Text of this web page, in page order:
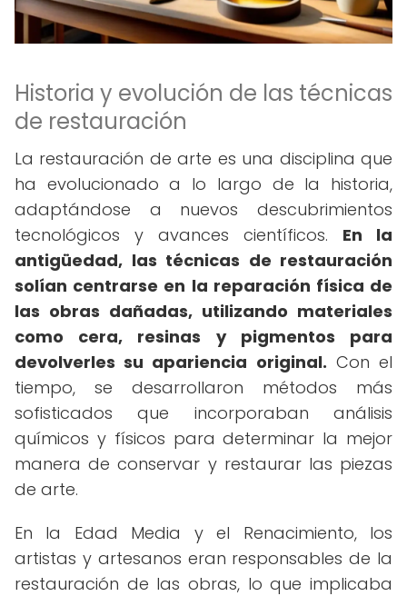
Historia y evolución de las técnicas
de restauración
La restauración de arte es una disciplina que
ha evolucionado a lo largo de la historia,
adaptándose a nuevos descubrimientos
tecnológicos y avances científicos. En la
antigüedad, las técnicas de restauración
solían centrarse en la reparación física de
las obras dañadas, utilizando materiales
como cera, resinas y pigmentos para
devolverles su apariencia original. Con el
tiempo, se desarrollaron métodos más
sofisticados que incorporaban análisis
químicos y físicos para determinar la mejor
manera de conservar y restaurar las piezas
de arte.
En la Edad Media y el Renacimiento, los
artistas y artesanos eran responsables de la
restauración de las obras, lo que implicaba